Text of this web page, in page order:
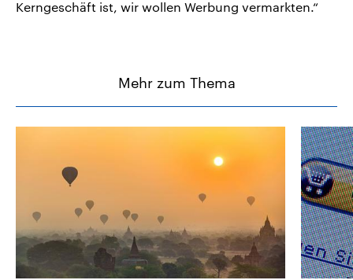
Kerngeschäft ist, wir wollen Werbung vermarkten.“
Mehr zum Thema